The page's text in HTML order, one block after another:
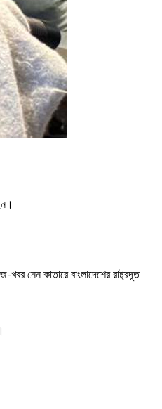
খবর নেন কাতারে বাংলাদেশের রাষ্ট্রদূত